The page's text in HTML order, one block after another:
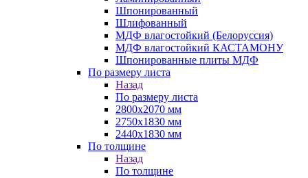
Шпонированный
Шлифованный
МДФ влагостойкий (Белоруссия)
МДФ влагостойкий КАСТАМОНУ
Шпонированные плиты МДФ
По размеру листа
Назад
По размеру листа
2800х2070 мм
2750х1830 мм
2440х1830 мм
По толщине
Назад
По толщине